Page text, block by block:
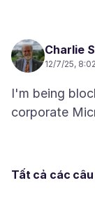
Charlie
12/7/25,
I'm being
Tất cả các câu